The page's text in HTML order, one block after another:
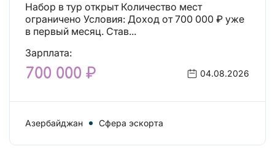
Набор в тур открыт Количество мест
ограничено Условия: Доход от 700 000 ₽ уже
в первый месяц. Став...
Зарплата:
700 000 ₽ 04.08.2026
Азербайджан Сфера эскорта